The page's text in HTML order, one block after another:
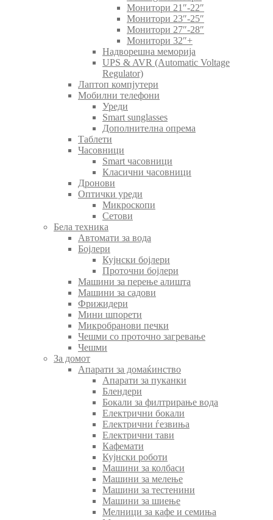
Монитори 21″-22″
Монитори 23″-25″
Монитори 27″-28″
Монитори 32″+
Надворешна меморија
UPS & AVR (Automatic Voltage
Regulator)
Лаптоп компјутери
Мобилни телефони
Уреди
Smart sunglasses
Дополнителна опрема
Таблети
Часовници
Smart часовници
Класични часовници
Дронови
Оптички уреди
Микроскопи
Сетови
Бела техника
Автомати за вода
Бојлери
Кујнски бојлери
Проточни бојлери
Машини за перење алишта
Машини за садови
Фрижидери
Мини шпорети
Микробранови печки
Чешми со проточно загревање
Чешми
За домот
Апарати за домаќинство
Апарати за пуканки
Блендери
Бокали за филтрирање вода
Електрични бокали
Електрични ѓезвиња
Електрични тави
Кафемати
Кујнски роботи
Машини за колбаси
Машини за мелење
Машини за тестенини
Машини за шиење
Мелници за кафе и семиња